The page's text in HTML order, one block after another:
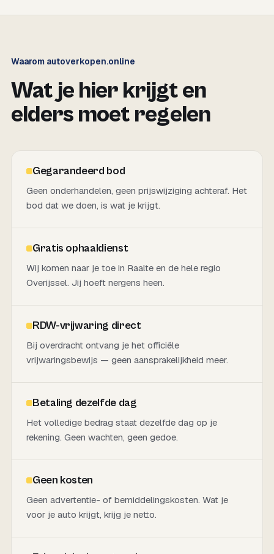
Waarom autoverkopen.online
Wat je hier krijgt en
elders moet regelen
Gegarandeerd bod
Geen onderhandelen, geen prijswijziging achteraf. Het
bod dat we doen, is wat je krijgt.
Gratis ophaaldienst
Wij komen naar je toe in Raalte en de hele regio
Overijssel. Jij hoeft nergens heen.
RDW-vrijwaring direct
Bij overdracht ontvang je het officiële
vrijwaringsbewijs — geen aansprakelijkheid meer.
Betaling dezelfde dag
Het volledige bedrag staat dezelfde dag op je
rekening. Geen wachten, geen gedoe.
Geen kosten
Geen advertentie- of bemiddelingskosten. Wat je
voor je auto krijgt, krijg je netto.